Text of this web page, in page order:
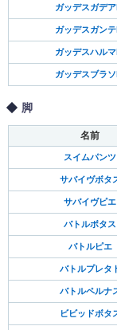
ガッデスガデ
ガッデスガン
ガッデスハル
ガッデスブラ
脚
名前
スイムパンツ
サバイヴボタ
サバイヴピエ
バトルボタス
バトルピエ
バトルプレタ
バトルペルナ
ビビッドボタ